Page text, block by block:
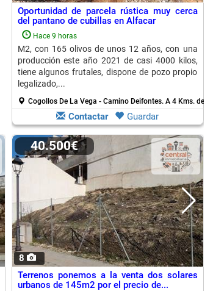
Oportunidad de parcela rústica muy cerca
del pantano de cubillas en Alfacar
Hace 9 horas
M2, con 165 olivos de unos 12 años, con una
producción este año 2021 de casi 4000 kilos,
tiene algunos frutales, dispone de pozo propio
legalizado,...
Cogollos De La Vega - Camino Deifontes. A 4 Kms. de
Contactar Guardar
8
40.500€
Terrenos ponemos a la venta dos solares
urbanos de 145m2 por el precio de...